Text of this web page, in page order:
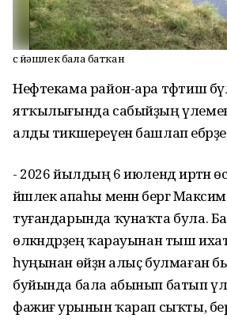
Өс йәшлек бала батҡан
Нефтекама район-ара тәфтиш
ятҡылығында сабыйҙың
алды тикшереүен башлап ебәрҙе,
- 2026 йылдың 6 июлендә иртән
йәшлек апаһы менән бергә
туғандарында ҡунаҡта була.
өлкәндәрҙең ҡарауынан тыш
һуңынан өйҙән алыҫ булмаған
буйында бала абынып батып
фажиғә урынын ҡарап сыҡты, бер